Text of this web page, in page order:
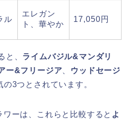
ル
エレガン
ト、華やか
17,050円
と、 ライムバジル&マンダリ
ー&フリージア
ウッドセージ
の3つとされています。
ーは、これらと比較すると よ